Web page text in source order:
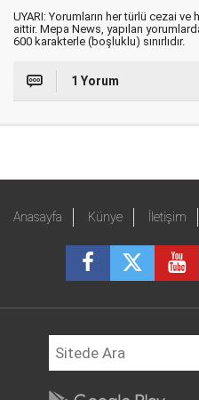
UYARI: Yorumların her türlü cezai
aittir. Mepa News, yapılan
600 karakterle (boşluklu) sınırlıdır.
1 Yorum
Anasayfa Künye İletişim